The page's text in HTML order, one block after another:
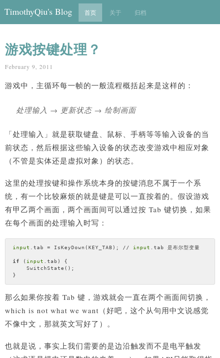
TimothyQiu's Blog 首页 关于 归档
游戏按键处理？
February 9, 2011
游戏中，主循环每一帧的一般流程概括起来是这样的：
处理输入 → 更新状态 → 绘制画面
「处理输入」就是获取键盘、鼠标、手柄等等输入设备的当
前状态，然后根据这些输入设备的状态改变游戏中相应对象
（不管是实体还是虚拟对象）的状态。
这里的处理按键和操作系统本身的按键消息不属于一个系
统，有一个比较麻烦的就是键是可以一直按着的。假设游戏
有甲乙两个画面，两个画面间可以通过按 Tab 键切换，如果
在每个画面的处理输入时写：
input .tab = IsKeyDown(KEY_TAB); // input .tab 是布尔型变量
if ( input
.tab) {
    SwitchState();
那么如果你按着 Tab 键，游戏就会一直在两个画面间切换，
which is not what we want（好吧，这个从句用中文说感觉
不像中文，那就英文写好了）。
也就是说，事实上我们需要的是边沿触发而不是电平触发